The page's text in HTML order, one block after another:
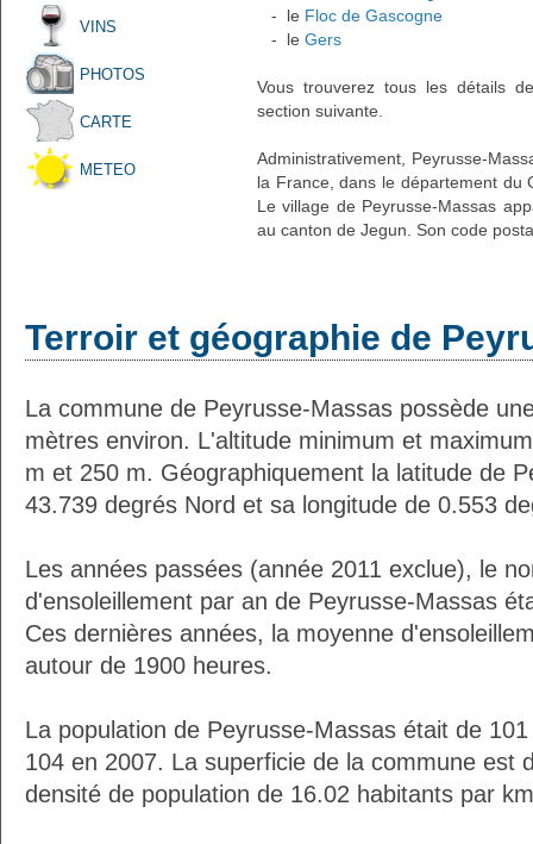
VINS
PHOTOS
CARTE
METEO
- le Floc de Gascogne
- le Gers
Vous trouverez tous les détails
section suivante.
Administrativement, Peyrusse-
la France, dans le département du
Le village de Peyrusse-Massas
au canton de Jegun. Son code
Terroir et géographie de
La commune de Peyrusse-Massas possède
mètres environ. L'altitude minimum et
m et 250 m. Géographiquement la latitude de
43.739 degrés Nord et sa longitude de 0.553
Les années passées (année 2011 exclue), le
d'ensoleillement par an de Peyrusse-Massas
Ces dernières années, la moyenne
autour de 1900 heures.
La population de Peyrusse-Massas était de
104 en 2007. La superficie de la commune est
densité de population de 16.02 habitants par